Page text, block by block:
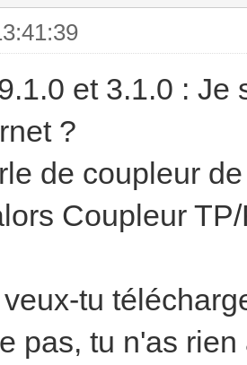
et 3.1.0 : Je
?
de coupleur
Coupleur
tu
pas, tu n'as rien